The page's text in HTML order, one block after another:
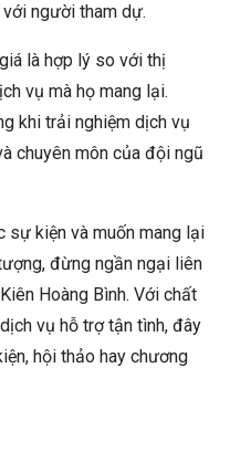
người tham dự.
là hợp lý so với thị
vụ mà họ mang lại.
khi trải nghiệm dịch vụ
chuyên môn của đội ngũ
sự kiện và muốn mang lại
đừng ngần ngại liên
Hoàng Bình. Với chất
vụ hỗ trợ tận tình, đây
hội thảo hay chương